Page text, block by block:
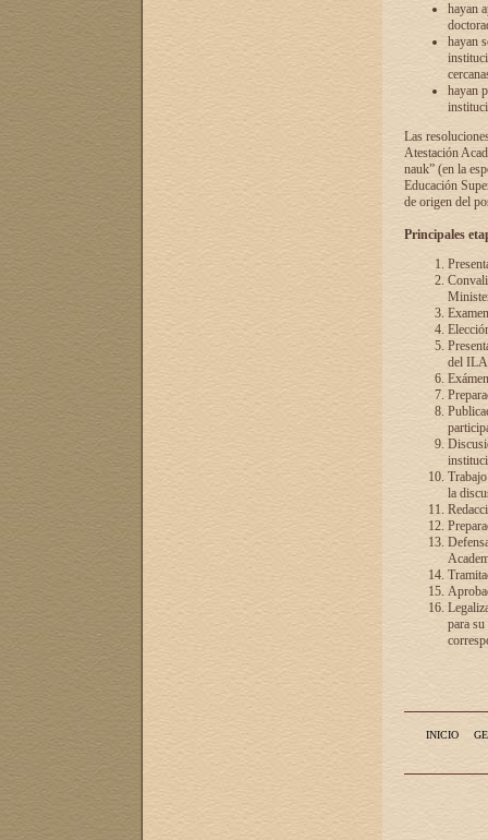
hayan
hayan
hayan
Las
Atestación
nauk” (en la
Educación
de origen del
Principales
del
la
para
INICIO